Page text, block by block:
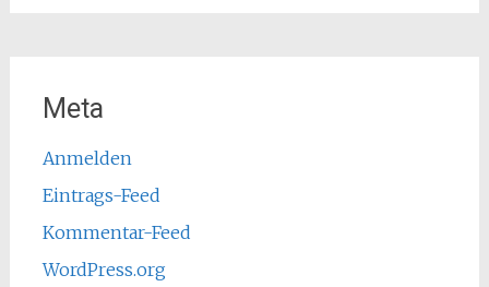
Meta
Anmelden
Eintrags-Feed
Kommentar-Feed
WordPress.org